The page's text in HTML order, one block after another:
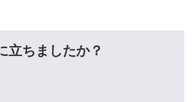
立ちましたか？